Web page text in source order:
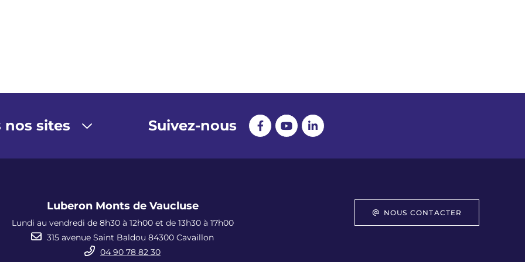
nos sites Suivez-nous
Luberon Monts de Vaucluse
Lundi au vendredi de 8h30 à 12h00 et de 13h30 à 17h00
315 avenue Saint Baldou 84300 Cavaillon
04 90 78 82 30
NOUS CONTACTER